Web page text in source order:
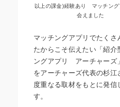
以上の課金)経験あり マッチング
会えました
マッチングアプリでたくさ
たからこそ伝えたい「紹介
ングアプリ アーチャーズ
をアーチャーズ代表の杉江
度重なる取材をもとに発信
す。